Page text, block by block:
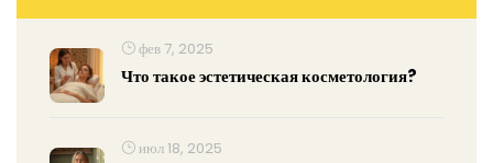
фев 7, 2025
Что такое эстетическая косметология?
июл 18, 2025